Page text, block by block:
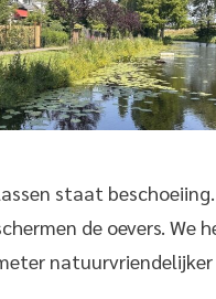
staat beschoeiing.
de oevers. We
natuurvriendelijker